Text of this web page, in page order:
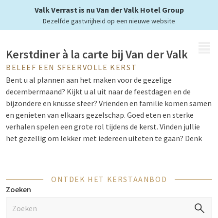
Valk Verrast is nu Van der Valk Hotel Group
Dezelfde gastvrijheid op een nieuwe website
met de hele familie
Kerstdiner à la carte bij Van der Valk
BELEEF EEN SFEERVOLLE KERST
Bent u al plannen aan het maken voor de gezelige
decembermaand? Kijkt u al uit naar de feestdagen en de
bijzondere en knusse sfeer? Vrienden en familie komen samen
en genieten van elkaars gezelschap. Goed eten en sterke
verhalen spelen een grote rol tijdens de kerst. Vinden jullie
het gezellig om lekker met iedereen uiteten te gaan? Denk
Uit eten met kerst bij Van der Valk
ONTDEK HET KERSTAANBOD
Zoeken